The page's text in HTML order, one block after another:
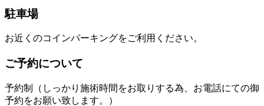
駐車場
お近くのコインパーキングをご利用ください。
ご予約について
予約制（しっかり施術時間をお取りする為、お電話にての御
予約をお願い致します。）